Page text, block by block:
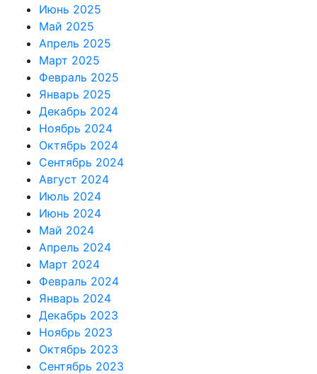
Июнь 2025
Май 2025
Апрель 2025
Март 2025
Февраль 2025
Январь 2025
Декабрь 2024
Ноябрь 2024
Октябрь 2024
Сентябрь 2024
Август 2024
Июль 2024
Июнь 2024
Май 2024
Апрель 2024
Март 2024
Февраль 2024
Январь 2024
Декабрь 2023
Ноябрь 2023
Октябрь 2023
Сентябрь 2023